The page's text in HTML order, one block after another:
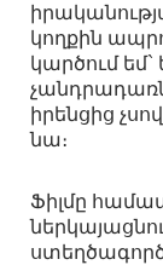
կողքին
կարծում
իրենցից
նա։
Ֆիլմը